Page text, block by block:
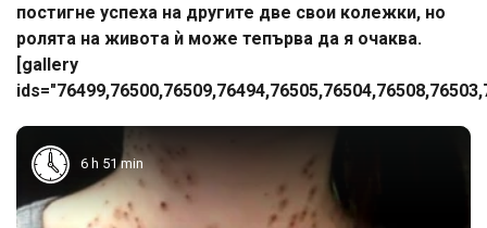
постигне успеха на другите две свои колежки, но
ролята на живота ѝ може тепърва да я очаква.
[gallery
6 h 51 min